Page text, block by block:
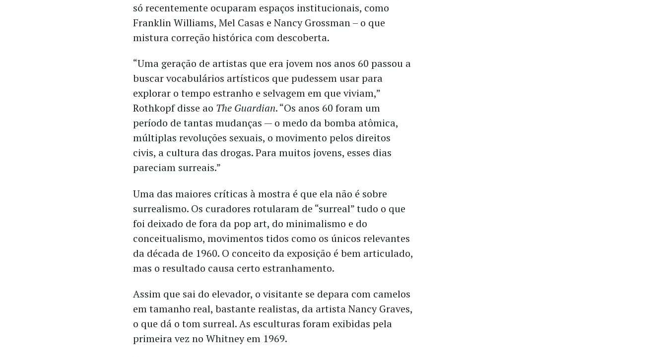
só recentemente ocuparam espaços institucionais, como
Franklin Williams, Mel Casas e Nancy Grossman – o que
mistura correção histórica com descoberta.
“Uma geração de artistas que era jovem nos anos 60 passou a
buscar vocabulários artísticos que pudessem usar para
explorar o tempo estranho e selvagem em que viviam,”
Rothkopf disse ao The Guardian. “Os anos 60 foram um
período de tantas mudanças — o medo da bomba atômica,
múltiplas revoluções sexuais, o movimento pelos direitos
civis, a cultura das drogas. Para muitos jovens, esses dias
pareciam surreais.”
Uma das maiores críticas à mostra é que ela não é sobre
surrealismo. Os curadores rotularam de “surreal” tudo o que
foi deixado de fora da pop art, do minimalismo e do
conceitualismo, movimentos tidos como os únicos relevantes
da década de 1960. O conceito da exposição é bem articulado,
mas o resultado causa certo estranhamento.
Assim que sai do elevador, o visitante se depara com camelos
em tamanho real, bastante realistas, da artista Nancy Graves,
o que dá o tom surreal. As esculturas foram exibidas pela
primeira vez no Whitney em 1969.